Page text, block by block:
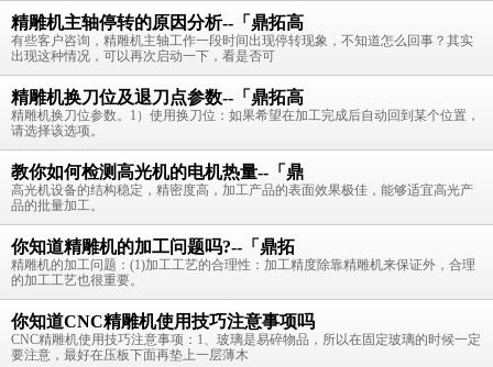
精雕机主轴停转的原因分析--「鼎拓高
有些客户咨询，精雕机主轴工作一段时间出现停转现象，不知道怎么回事？其实
出现这种情况，可以再次启动一下，看是否可
精雕机换刀位及退刀点参数--「鼎拓高
精雕机换刀位参数。1）使用换刀位：如果希望在加工完成后自动回到某个位置，
请选择该选项。
教你如何检测高光机的电机热量--「鼎
高光机设备的结构稳定，精密度高，加工产品的表面效果极佳，能够适宜高光产
品的批量加工。
你知道精雕机的加工问题吗?--「鼎拓
精雕机的加工问题：(1)加工工艺的合理性：加工精度除靠精雕机来保证外，合理
的加工工艺也很重要。
你知道CNC精雕机使用技巧注意事项吗
CNC精雕机使用技巧注意事项：1、玻璃是易碎物品，所以在固定玻璃的时候一定
要注意，最好在压板下面再垫上一层薄木